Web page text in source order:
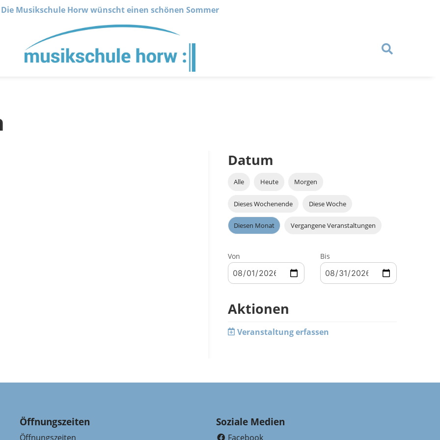
Die Musikschule Horw wünscht einen schönen Sommer
Datum
Alle Heute Morgen
Dieses Wochenende Diese Woche
Diesen Monat Vergangene Veranstaltungen
Von Bis
Aktionen
Veranstaltung erfassen
Öffnungszeiten
Öffnungszeiten
Soziale Medien
Facebook